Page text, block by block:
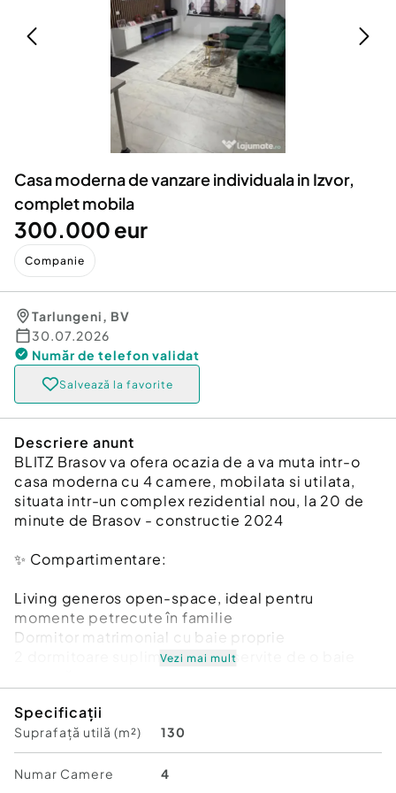
Servicii
Animale de companie
Afaceri și echipamente profesionale
Inchiriere Bunuri si Vehicule
Utilaje agricole si industriale
Piese auto si accesorii
Casa moderna de vanzare individuala in Izvor,
complet mobila
300.000 eur
Companie
Tarlungeni, BV
30.07.2026
Număr de telefon validat
Salvează la favorite
Descriere anunt
BLITZ Brasov va ofera ocazia de a va muta intr-o
casa moderna cu 4 camere, mobilata si utilata,
situata intr-un complex rezidential nou, la 20 de
minute de Brasov - constructie 2024
✨ Compartimentare:
Living generos open-space, ideal pentru
momente petrecute în familie
Dormitor matrimonial cu baie proprie
2 dormitoare suplimentare deservite de o baie
Cameră tehnică / magazie spațioasă – 20 mp
Pod izolat cu spumă poliuretanică (20 cm)
???? Exterior & facilități:
Vezi mai mult
Specificații
Suprafață utilă (m²) 130
Numar Camere 4